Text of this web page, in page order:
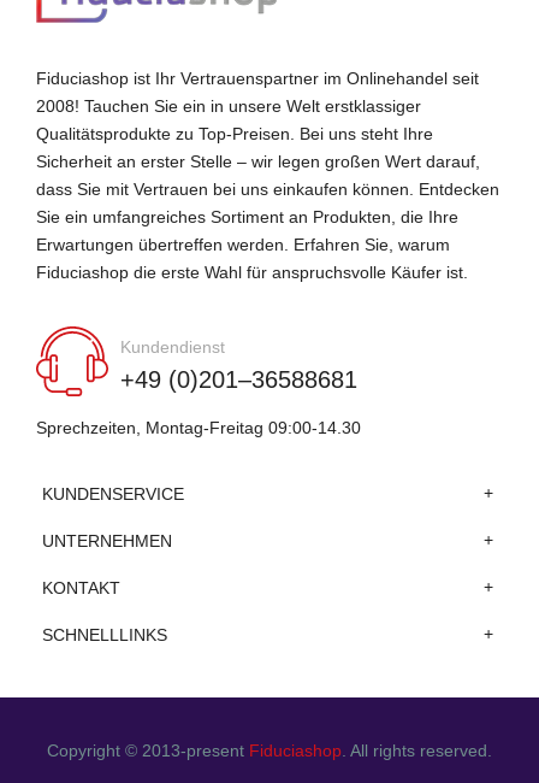
Fiduciashop ist Ihr Vertrauenspartner im Onlinehandel seit
2008! Tauchen Sie ein in unsere Welt erstklassiger
Qualitätsprodukte zu Top-Preisen. Bei uns steht Ihre
Sicherheit an erster Stelle – wir legen großen Wert darauf,
dass Sie mit Vertrauen bei uns einkaufen können. Entdecken
Sie ein umfangreiches Sortiment an Produkten, die Ihre
Erwartungen übertreffen werden. Erfahren Sie, warum
Fiduciashop die erste Wahl für anspruchsvolle Käufer ist.
Kundendienst
+49 (0)201–36588681
Sprechzeiten, Montag-Freitag 09:00-14.30
KUNDENSERVICE
UNTERNEHMEN
KONTAKT
SCHNELLLINKS
Copyright © 2013-present Fiduciashop . All rights reserved.